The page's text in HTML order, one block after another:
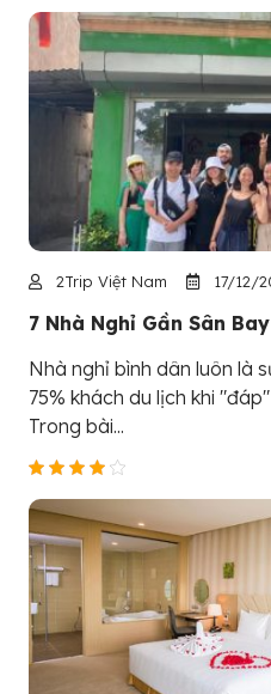
2Trip Việt Nam 17/12/
7 Nhà Nghỉ Gần Sân
Nhà nghỉ bình dân luôn là
75% khách du lịch khi
Trong bài...